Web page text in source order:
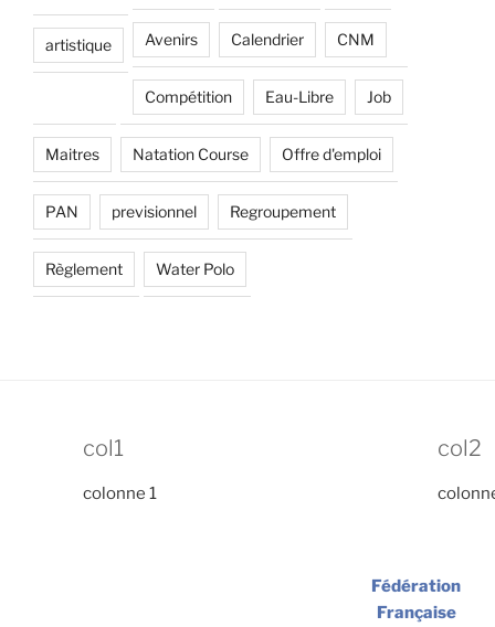
artistique Avenirs Calendrier CNM
Compétition Eau-Libre Job
Maitres Natation Course Offre d'emploi
PAN previsionnel Regroupement
Règlement Water Polo
col1
colonne 1
col2
Fédération
Française